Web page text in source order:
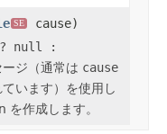
SE
cause)
? null :
ジ（通常は cause
います）を使用し
作成します。